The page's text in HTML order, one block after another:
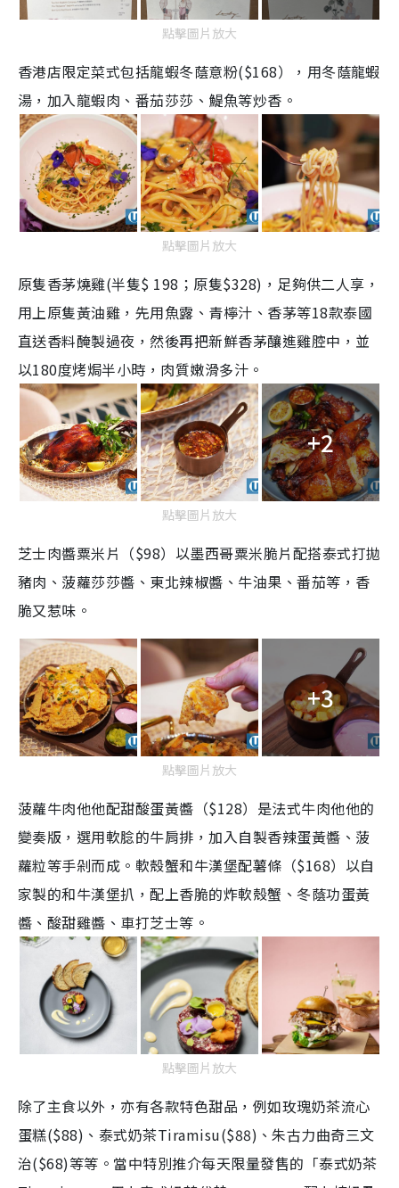
點擊圖片放大
香港店限定菜式包括龍蝦冬蔭意粉($168），用冬蔭龍蝦
湯，加入龍蝦肉、番茄莎莎、鯷魚等炒香。
點擊圖片放大
原隻香茅燒雞(半隻$ 198；原隻$328)，足夠供二人享，
用上原隻黃油雞，先用魚露、青檸汁、香茅等18款泰國
直送香料醃製過夜，然後再把新鮮香茅釀進雞腔中，並
以180度烤焗半小時，肉質嫩滑多汁。
+2
點擊圖片放大
芝士肉醬粟米片（$98）以墨西哥粟米脆片配搭泰式打拋
豬肉、菠蘿莎莎醬、東北辣椒醬、牛油果、番茄等，香
脆又惹味。
+3
點擊圖片放大
菠蘿牛肉他他配甜酸蛋黃醬（$128）是法式牛肉他他的
變奏版，選用軟腍的牛肩排，加入自製香辣蛋黃醬、菠
蘿粒等手剁而成。軟殼蟹和牛漢堡配薯條（$168）以自
家製的和牛漢堡扒，配上香脆的炸軟殼蟹、冬蔭功蛋黃
醬、酸甜雞醬、車打芝士等。
點擊圖片放大
除了主食以外，亦有各款特色甜品，例如玫瑰奶茶流心
蛋糕($88)、泰式奶茶Tiramisu($88)、朱古力曲奇三文
治($68)等等。當中特別推介每天限量發售的「泰式奶茶